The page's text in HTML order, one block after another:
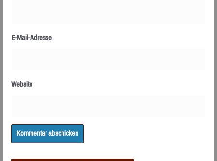
E-Mail-Adresse
Website